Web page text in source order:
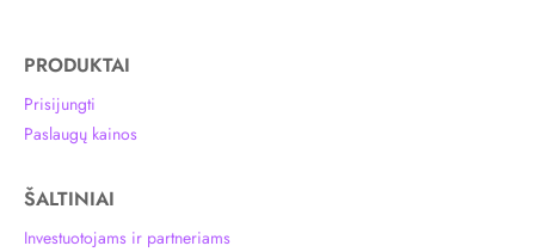
PRODUKTAI
Prisijungti
Paslaugų kainos
ŠALTINIAI
Investuotojams ir partneriams